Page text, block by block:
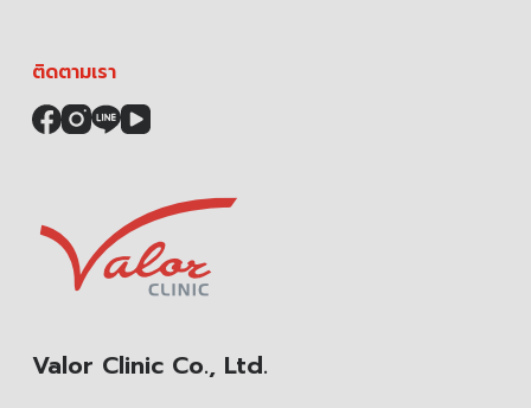
ติดตามเรา
Valor Clinic Co., Ltd.